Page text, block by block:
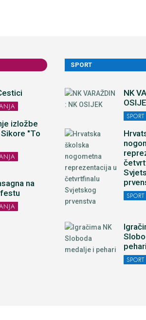
izložbe
"To
na
SPORT
NK
SPORT
SPORT
pehari
SPORT